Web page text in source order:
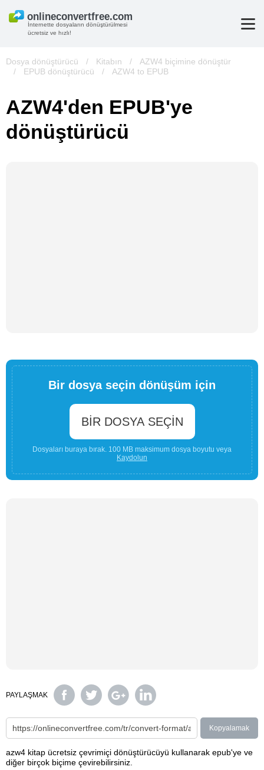
İnternette dosyaların dönüştürülmesi
ücretsiz ve hızlı!
Dosya dönüştürücü / Kitabın /
AZW4 biçimine dönüştür
/
EPUB dönüştürücü / AZW4 to EPUB
AZW4'den EPUB'ye
dönüştürücü
Bir dosya seçin dönüşüm için
BIR DOSYA SEÇIN
Dosyaları buraya bırak. 100 MB maksimum dosya boyutu veya
Kaydolun
PAYLAŞMAK
Kopyalamak
azw4 kitap ücretsiz çevrimiçi dönüştürücüyü kullanarak epub'ye ve
diğer birçok biçime çevirebilirsiniz.